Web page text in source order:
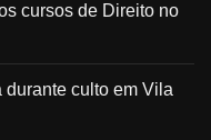
cursos de Direito no
durante culto em Vila